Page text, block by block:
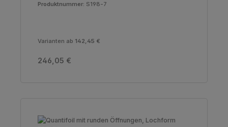
Produktnummer: S198-7
Varianten ab 142,45 €
Regulärer Preis:
246,05 €